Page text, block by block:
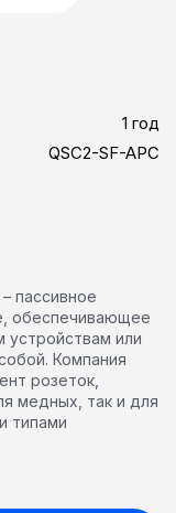
1 год
QSC2-SF-APC
пассивное
обеспечивающее
устройствам или
Компания
розеток,
медных, так и для
типами